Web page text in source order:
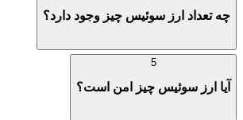
چه تعداد ارز سوئیس چیز وجود دارد؟
آیا ارز سوئیس چیز امن است؟